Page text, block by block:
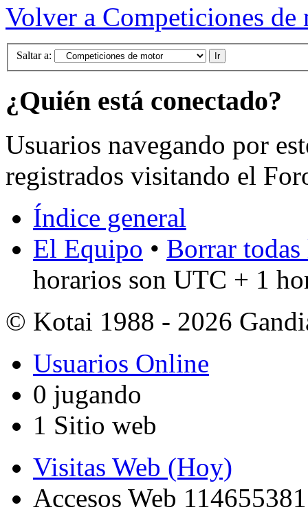
Volver a Competiciones de
Saltar a:
¿Quién está conectado?
Usuarios navegando por
registrados visitando el
Índice general
El Equipo • Borrar
horarios son UTC + 1
© Kotai 1988 - 2026
Usuarios Online
0 jugando
1 Sitio web
Visitas Web (Hoy)
Accesos Web